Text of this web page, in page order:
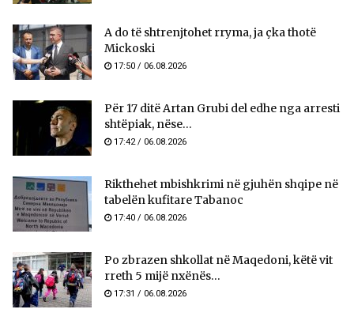
A do të shtrenjtohet rryma, ja çka thotë
Mickoski
17:50 / 06.08.2026
Për 17 ditë Artan Grubi del edhe nga arresti
shtëpiak, nëse...
17:42 / 06.08.2026
Rikthehet mbishkrimi në gjuhën shqipe në
tabelën kufitare Tabanoc
17:40 / 06.08.2026
Po zbrazen shkollat në Maqedoni, këtë vit
rreth 5 mijë nxënës...
17:31 / 06.08.2026